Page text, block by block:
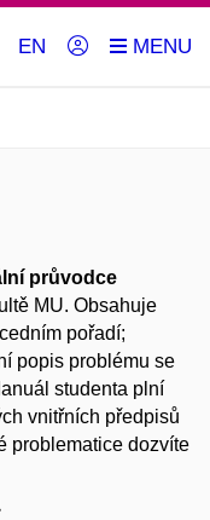
EN
průvodce
MU. Obsahuje
pořadí;
popis problému se
studenta plní
vnitřních předpisů
problematice dozvíte